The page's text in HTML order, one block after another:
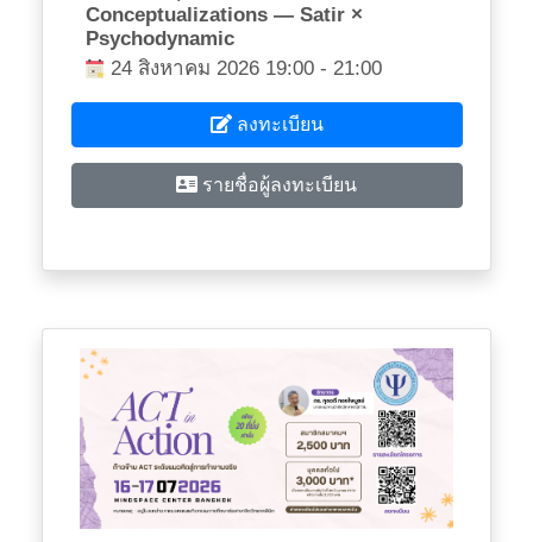
Conceptualizations — Satir ×
Psychodynamic
24 สิงหาคม 2026 19:00 - 21:00
ลงทะเบียน
รายชื่อผู้ลงทะเบียน